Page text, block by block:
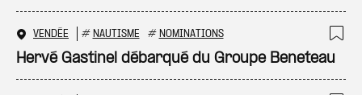
VENDÉE # NAUTISME # NOMINATIONS
Hervé Gastinel débarqué du Groupe Beneteau